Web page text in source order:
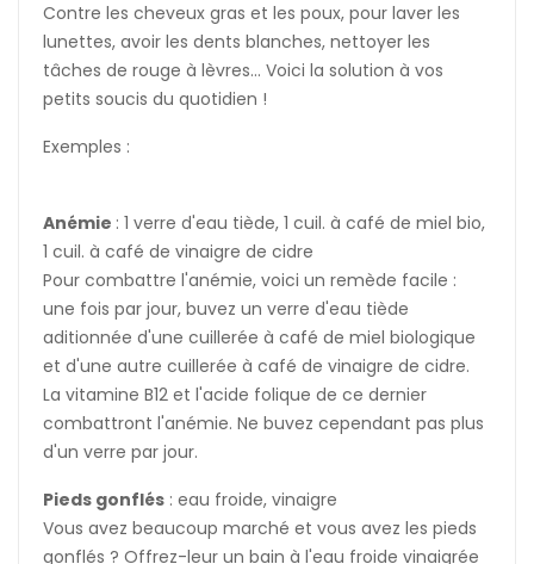
Contre les cheveux gras et les poux, pour laver les
lunettes, avoir les dents blanches, nettoyer les
tâches de rouge à lèvres... Voici la solution à vos
petits soucis du quotidien !
Exemples :
Anémie : 1 verre d'eau tiède, 1 cuil. à café de miel bio,
1 cuil. à café de vinaigre de cidre
Pour combattre l'anémie, voici un remède facile :
une fois par jour, buvez un verre d'eau tiède
aditionnée d'une cuillerée à café de miel biologique
et d'une autre cuillerée à café de vinaigre de cidre.
La vitamine B12 et l'acide folique de ce dernier
combattront l'anémie. Ne buvez cependant pas plus
d'un verre par jour.
Pieds gonflés : eau froide, vinaigre
Vous avez beaucoup marché et vous avez les pieds
gonflés ? Offrez-leur un bain à l'eau froide vinaigrée